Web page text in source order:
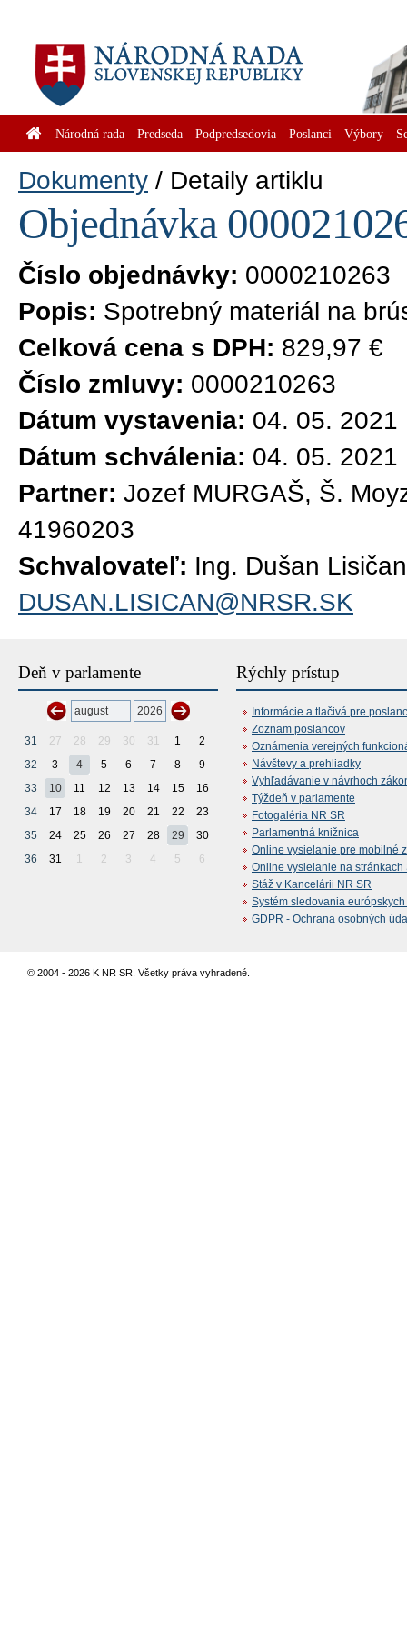
Národná rada Predseda Podpredsedovia Poslanci Výbory
Dokumenty Detaily artiklu
Objednávka
Číslo objednávky: 0000210263
Popis: Spotrebný materiál na
Celková cena s DPH: 829,97 €
Číslo zmluvy: 0000210263
Dátum vystavenia: 04. 05. 2021
Dátum schválenia: 04. 05. 2021
Partner: Jozef MURGAŠ, Š.
41960203
Schvalovateľ: Ing. Dušan
DUSAN.LISICAN@NRSR.SK
Deň v parlamente
31 27 28 29 30 31 1
2
32
3 4 5 6 7 8
9
33
10 11 12 13 14 15
16
34
17 18 19 20 21 22
23
35
24 25 26 27 28 29
30
36
31 1 2 3 4 5 6
Rýchly prístup
Informácie a tlačivá pre
Zoznam poslancov
Oznámenia verejných
Návštevy a prehliadky
Vyhľadávanie v návrhoch
Týždeň v parlamente
Fotogaléria NR SR
Parlamentná knižnica
Online vysielanie pre mobilné
Online vysielanie na stránkach
Stáž v Kancelárii NR SR
Systém sledovania
GDPR - Ochrana osobných
© 2004 - 2026 K NR SR. Všetky práva vyhradené.